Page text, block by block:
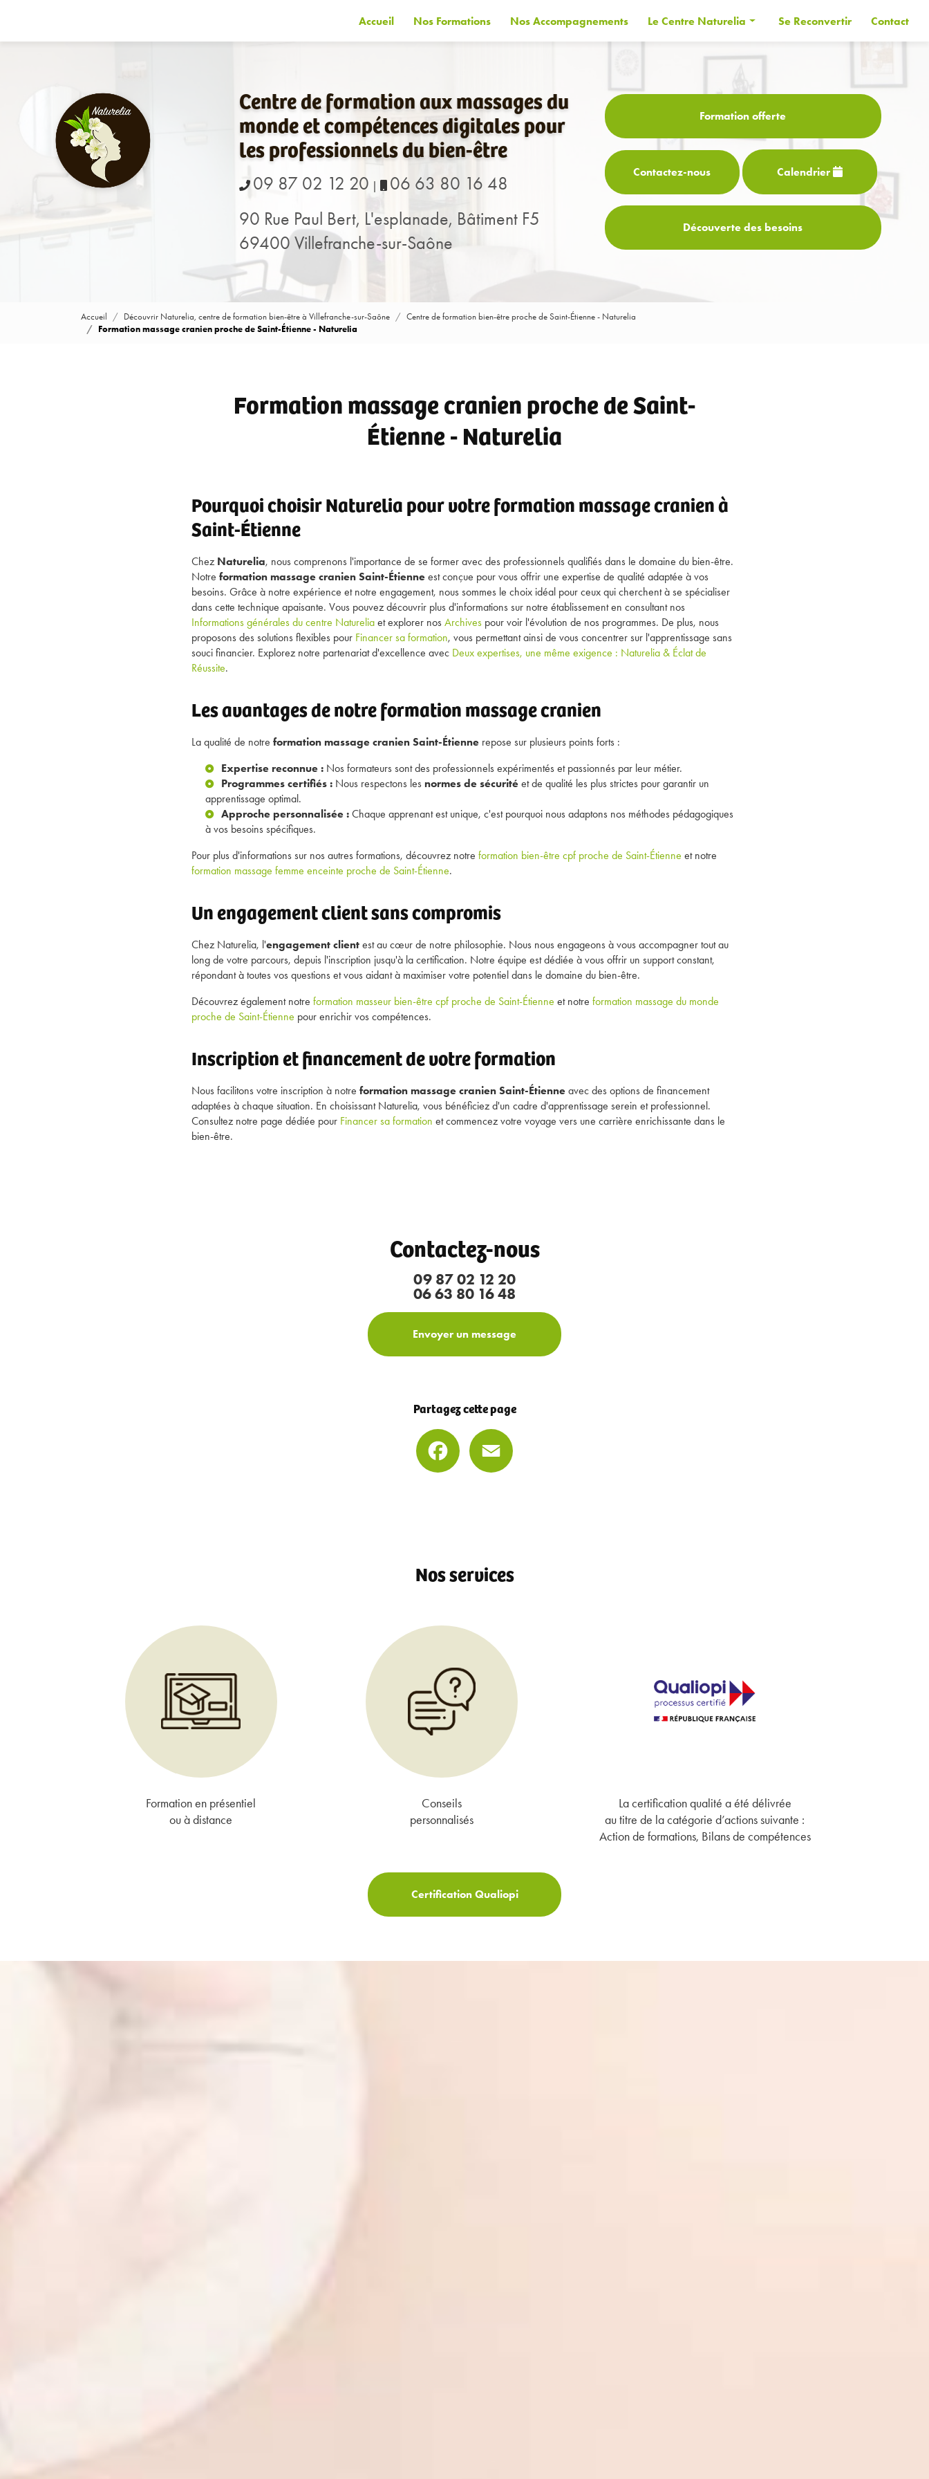
Accueil
Nos Formations Nos Accompagnements Le Centre Naturelia
Informations générales
Se Reconvertir Contact
Centre de formation aux massages du
monde et compétences digitales pour
les professionnels du bien-être
09 87 02 12 20 |
06 63 80 16 48
90 Rue Paul Bert, L'esplanade, Bâtiment F5
69400 Villefranche-sur-Saône
Formation offerte
Contactez-nous Calendrier
Découverte des besoins
Accueil Découvrir Naturelia, centre de formation bien-être à Villefranche-sur-Saône
Centre de formation bien-être proche de Saint-Étienne - Naturelia
Formation massage cranien proche de Saint-Étienne - Naturelia
Formation massage cranien proche de Saint-
Étienne - Naturelia
Pourquoi choisir Naturelia pour votre formation massage cranien à
Saint-Étienne
Chez Naturelia, nous comprenons l'importance de se former avec des professionnels qualifiés dans le domaine du bien-être.
Notre formation massage cranien Saint-Étienne est conçue pour vous offrir une expertise de qualité adaptée à vos
besoins. Grâce à notre expérience et notre engagement, nous sommes le choix idéal pour ceux qui cherchent à se spécialiser
dans cette technique apaisante. Vous pouvez découvrir plus d'informations sur notre établissement en consultant nos
Informations générales du centre Naturelia et explorer nos Archives pour voir l'évolution de nos programmes. De plus, nous
proposons des solutions flexibles pour Financer sa formation, vous permettant ainsi de vous concentrer sur l'apprentissage sans
souci financier. Explorez notre partenariat d'excellence avec Deux expertises, une même exigence : Naturelia & Éclat de
Réussite.
Les avantages de notre formation massage cranien
La qualité de notre formation massage cranien Saint-Étienne repose sur plusieurs points forts :
Expertise reconnue : Nos formateurs sont des professionnels expérimentés et passionnés par leur métier.
Programmes certifiés : Nous respectons les normes de sécurité et de qualité les plus strictes pour garantir un
apprentissage optimal.
Approche personnalisée : Chaque apprenant est unique, c'est pourquoi nous adaptons nos méthodes pédagogiques
à vos besoins spécifiques.
Pour plus d'informations sur nos autres formations, découvrez notre formation bien-être cpf proche de Saint-Étienne et notre
formation massage femme enceinte proche de Saint-Étienne.
Un engagement client sans compromis
Chez Naturelia, l'engagement client est au cœur de notre philosophie. Nous nous engageons à vous accompagner tout au
long de votre parcours, depuis l'inscription jusqu'à la certification. Notre équipe est dédiée à vous offrir un support constant,
répondant à toutes vos questions et vous aidant à maximiser votre potentiel dans le domaine du bien-être.
Découvrez également notre formation masseur bien-être cpf proche de Saint-Étienne et notre formation massage du monde
proche de Saint-Étienne pour enrichir vos compétences.
Inscription et financement de votre formation
Nous facilitons votre inscription à notre formation massage cranien Saint-Étienne avec des options de financement
adaptées à chaque situation. En choisissant Naturelia, vous bénéficiez d'un cadre d'apprentissage serein et professionnel.
Consultez notre page dédiée pour Financer sa formation et commencez votre voyage vers une carrière enrichissante dans le
bien-être.
Contactez-nous
09 87 02 12 20
06 63 80 16 48
Envoyer un message
Partagez cette page
Facebook
Nos services
Formation en présentiel
ou à distance
Conseils
personnalisés
La certification qualité a été délivrée
au titre de la catégorie d’actions suivante :
Action de formations, Bilans de compétences
Certification Qualiopi